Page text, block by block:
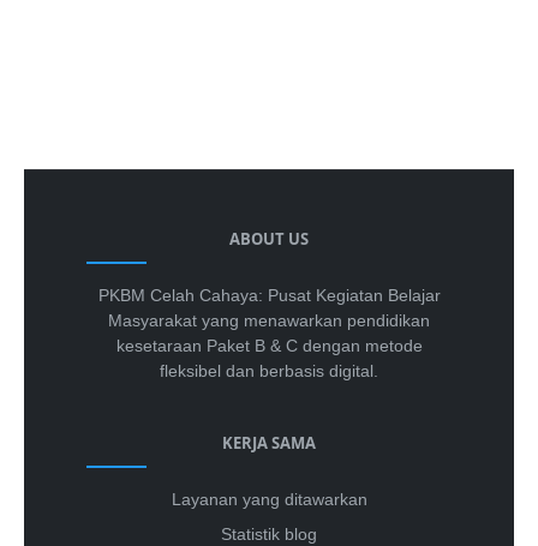
ABOUT US
PKBM Celah Cahaya: Pusat Kegiatan Belajar
Masyarakat yang menawarkan pendidikan
kesetaraan Paket B & C dengan metode
fleksibel dan berbasis digital.
KERJA SAMA
Layanan yang ditawarkan
Statistik blog